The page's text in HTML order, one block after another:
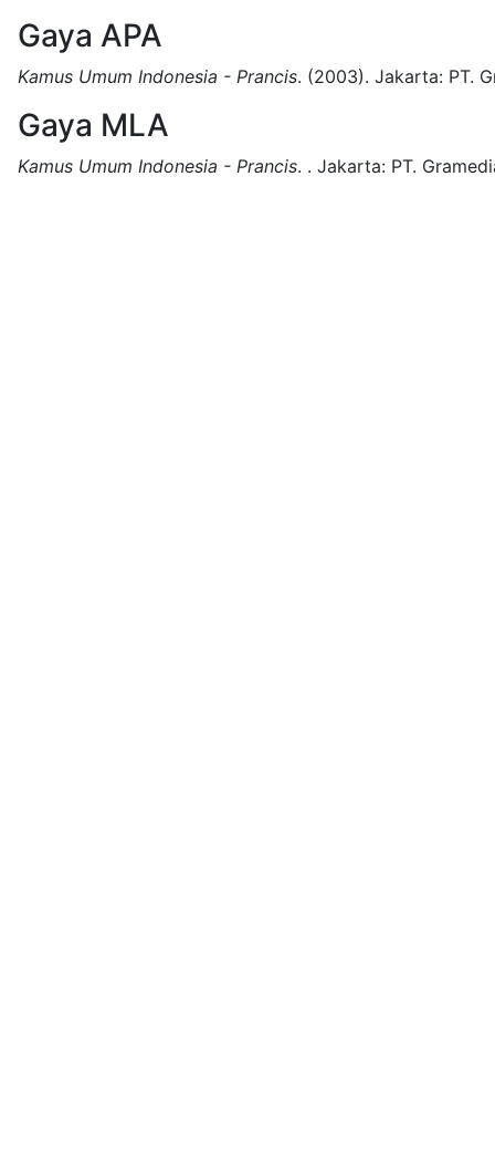
Gaya APA
Kamus Umum Indonesia - Prancis. (2003). Jakarta: PT.
Gaya MLA
Kamus Umum Indonesia - Prancis. . Jakarta: PT.